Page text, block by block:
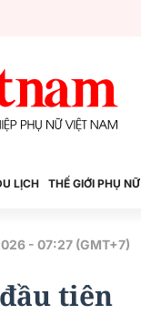
LỊCH THẾ GIỚI PHỤ NỮ
- 07:27 (GMT+7)
tiên